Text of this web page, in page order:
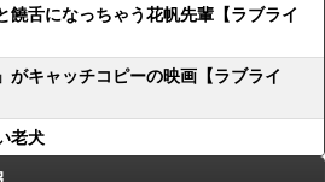
饒舌になっちゃう花帆先輩【ラブライ
がキャッチコピーの映画【ラブライ
老犬